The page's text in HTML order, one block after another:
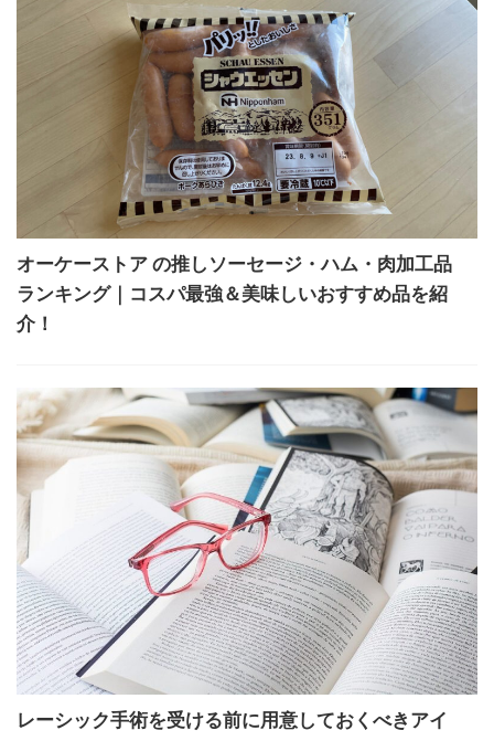
オーケーストア の推しソーセージ・ハム・肉加工品
ランキング｜コスパ最強＆美味しいおすすめ品を紹
介！
レーシック手術を受ける前に用意しておくべきアイ